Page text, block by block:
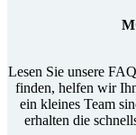
Lesen Sie unsere
finden, helfen wir
ein kleines Team
erhalten die